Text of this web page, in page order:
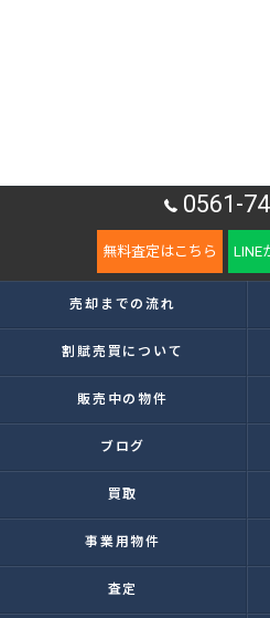
これらの委託先に対しては個人
＜個人情報の安全管理＞
当社では、個人情報の漏洩等が
全管理対策を実施します。
＜個人情報を与えなかった場合
必要な情報を頂けない場合は、
当社では、お客様の個人情報の
の手続を定めさせて頂いており
ご本人である事を確認のうえ、
0561-
無料査定はこちら LINE
売却までの流れ
割賦売買について
販売中の物件
ブログ
買取
事業用物件
査定